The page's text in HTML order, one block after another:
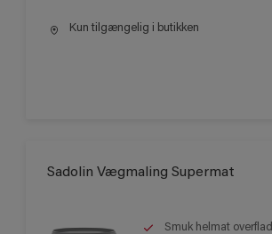
Kun tilgængelig i butikken
Sadolin Vægmaling Supermat
Smuk helmat